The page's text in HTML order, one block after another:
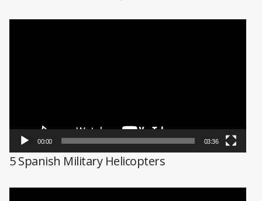
00:00 03:36
5 Spanish Military Helicopters